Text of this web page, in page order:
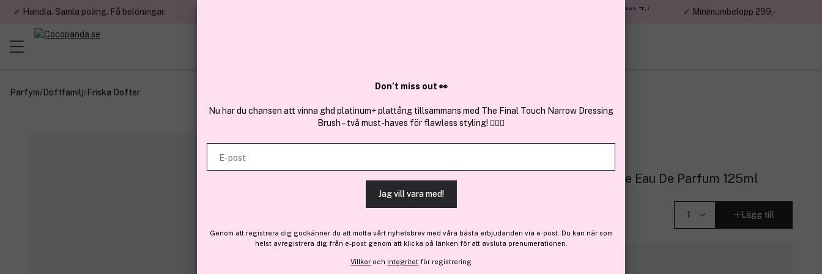
✓ Handla. Samla poäng. Få belöningar.
✓ Över 1,5 miljon kunder – Trustpilot 4,7
✓ Minimumbelopp 299,-
Parfym/Doftfamilj/Friska Dofter
L'Eau d'Issey Pour Homme Eau Essentielle Eau De Parfum 125ml
Lägg till
Finns online
Don’t miss out 👀
Nu har du chansen att vinna ghd platinum+ plattång tillsammans med The Final Touch Narrow Dressing
Brush – två must-haves för flawless styling! 💇‍♀️✨
E-post
Jag vill vara med!
Genom att registrera dig godkänner du att motta vårt nyhetsbrev med våra bästa erbjudanden via e-post. Du kan när som
helst avregistrera dig från e-post genom att klicka på länken för att avsluta prenumerationen.
Villkor och integritet för registrering